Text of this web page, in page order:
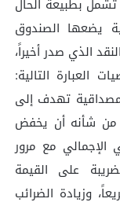
يضعها الصندوق
الذي صدر أخيراً،
العبارة التالية:
تهدف إلى
من شأنه أن يخفض
الإجمالي مع مرور
على القيمة
وزيادة الضرائب